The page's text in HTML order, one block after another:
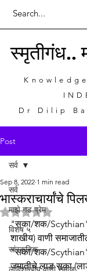
स्मृतीगंध..
Dr Dilip
Post
सर्व
माझे गड प्रेम
विशेष ५
सांस्कृतिक
सर्व
भास्कराचार्यांचे
Sep 8, 2022 1 min read
Rated NaN out
"सका/शक/Scythian"
शाखीय) वाणी
"सका/शक/Scythian"
जमातीचे लाड सका